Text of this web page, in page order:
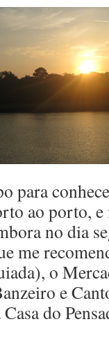
para
ao porto, e
no dia
me
o
e
do